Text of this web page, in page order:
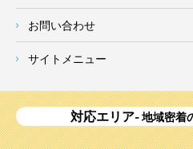
お問い合わせ
サイトメニュー
対応エリア- 地域密着